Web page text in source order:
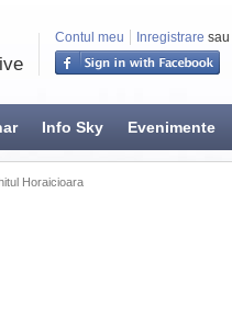
Contul meu Inregistrare sau
Info Sky Evenimente
Horaicioara